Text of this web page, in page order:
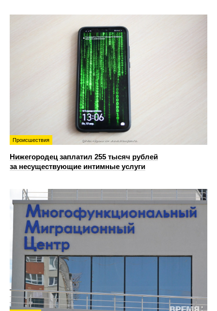
Происшествия
Нижегородец заплатил 255 тысяч рублей
за несуществующие интимные услуги